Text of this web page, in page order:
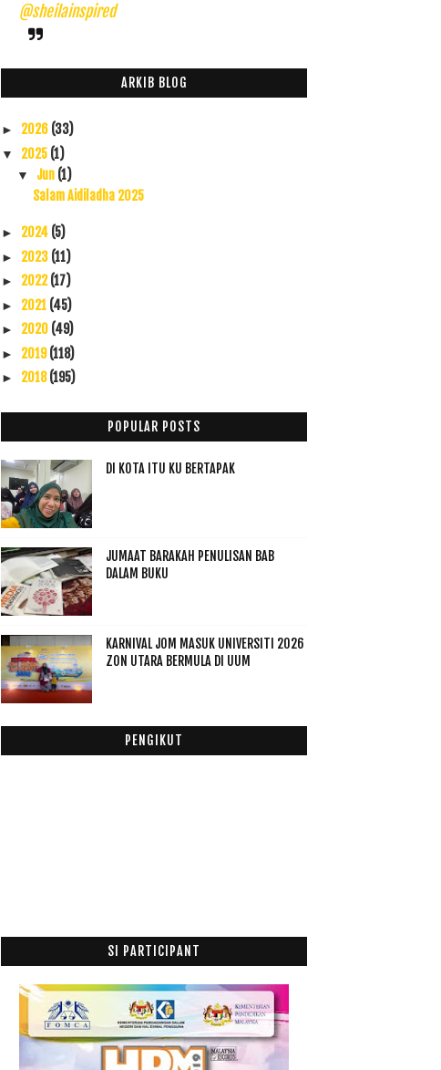
@sheilainspired
ARKIB BLOG
► 2026 (33)
▼ 2025 (1)
▼ Jun (1)
Salam Aidiladha 2025
► 2024 (5)
► 2023 (11)
► 2022(17)
► 2021 (45)
► 2020 (49)
► 2019(118)
► 2018(195)
►2014(47)
►2013(53)
►2012(100)
►2011(63)
POPULAR POSTS
DI KOTA ITU KU BERTAPAK
JUMAAT BARAKAH PENULISAN BAB
DALAM BUKU
KARNIVAL JOM MASUK UNIVERSITI 2026
ZON UTARA BERMULA DI UUM
PENGIKUT
SI PARTICIPANT